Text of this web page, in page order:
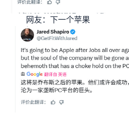
网友：下一个苹果